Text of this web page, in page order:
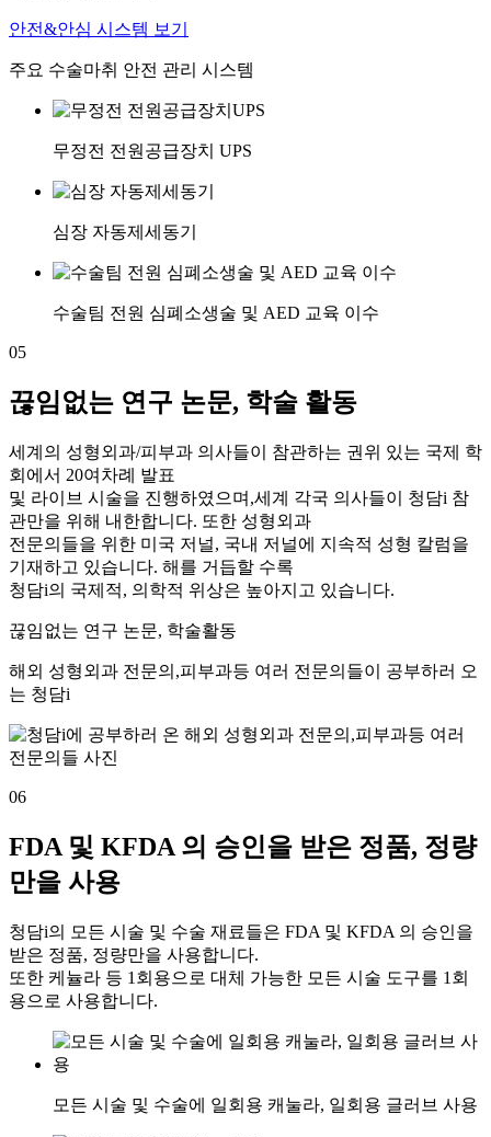
안전&안심 시스템 보기
주요 수술마취 안전 관리 시스템
무정전 전원공급장치 UPS
심장 자동제세동기
수술팀 전원 심폐소생술 및 AED 교육 이수
05
끊임없는 연구 논문, 학술 활동
세계의 성형외과/피부과 의사들이 참관하는 권위 있는 국제 학
회에서 20여차례 발표
및 라이브 시술을 진행하였으며,세계 각국 의사들이 청담i 참
관만을 위해 내한합니다. 또한 성형외과
전문의들을 위한 미국 저널, 국내 저널에 지속적 성형 칼럼을
기재하고 있습니다. 해를 거듭할 수록
청담i의 국제적, 의학적 위상은 높아지고 있습니다.
끊임없는 연구 논문, 학술활동
해외 성형외과 전문의,피부과등 여러 전문의들이 공부하러 오
는 청담i
06
FDA 및 KFDA 의 승인을 받은 정품, 정량
만을 사용
청담i의 모든 시술 및 수술 재료들은 FDA 및 KFDA 의 승인을
받은 정품, 정량만을 사용합니다.
또한 케뉼라 등 1회용으로 대체 가능한 모든 시술 도구를 1회
용으로 사용합니다.
모든 시술 및 수술에 일회용 캐눌라, 일회용 글러브 사용